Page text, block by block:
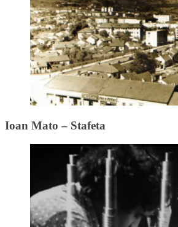
Ioan Mato – Stafeta